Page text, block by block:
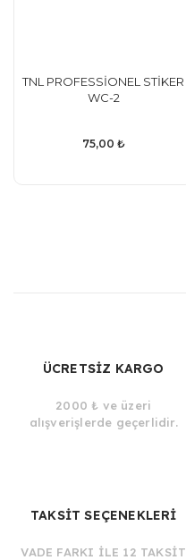
TNL PROFESSİONEL STİKER
WC-2
75,00 ₺
ÜCRETSİZ KARGO
2000 ₺ ve üzeri
alışverişlerde geçerlidir.
TAKSİT SEÇENEKLERİ
VADE FARKI İLE 12 TAKSİT